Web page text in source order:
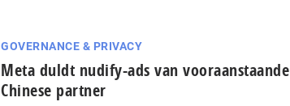
GOVERNANCE & PRIVACY
Meta duldt nudify-ads van vooraanstaande
Chinese partner